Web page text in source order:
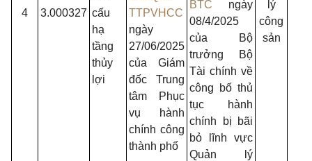
4 3.000327 cấu
hạ
tầng
thủy
lợi
TTPVHCC
ngày
27/06/2025
của Giám
đốc Trung
tâm Phục
vụ hành
chính công
thành phố
BTC ngày
08/4/2025
của Bộ
trưởng Bộ
Tài chính về
công bố thủ
tục hành
chính bị bãi
bỏ lĩnh vực
Quản lý
lý
công
sản